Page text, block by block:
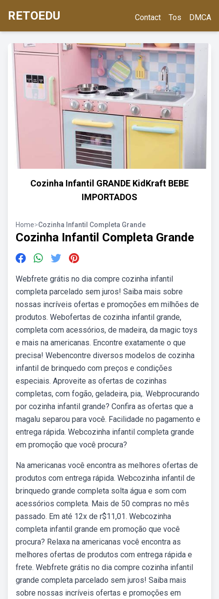
RETOEDU Contact Tos DMCA
Cozinha Infantil GRANDE KidKraft BEBE
IMPORTADOS
Home>Cozinha Infantil Completa Grande
Cozinha Infantil Completa Grande
Webfrete grátis no dia compre cozinha infantil
completa parcelado sem juros! Saiba mais sobre
nossas incríveis ofertas e promoções em milhões de
produtos. Webofertas de cozinha infantil grande,
completa com acessórios, de madeira, da magic toys
e mais na americanas. Encontre exatamente o que
precisa! Webencontre diversos modelos de cozinha
infantil de brinquedo com preços e condições
especiais. Aproveite as ofertas de cozinhas
completas, com fogão, geladeira, pia,. Webprocurando
por cozinha infantil grande? Confira as ofertas que a
magalu separou para você. Facilidade no pagamento e
entrega rápida. Webcozinha infantil completa grande
em promoção que você procura?
Na americanas você encontra as melhores ofertas de
produtos com entrega rápida. Webcozinha infantil de
brinquedo grande completa solta água e som com
acessórios completa. Mais de 50 compras no mês
passado. Em até 12x de r$11,01. Webcozinha
completa infantil grande em promoção que você
procura? Relaxa na americanas você encontra as
melhores ofertas de produtos com entrega rápida e
frete. Webfrete grátis no dia compre cozinha infantil
grande completa parcelado sem juros! Saiba mais
sobre nossas incríveis ofertas e promoções em